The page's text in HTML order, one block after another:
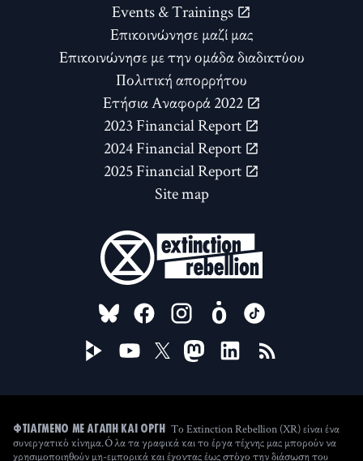
Events & Trainings
Επικοινώνησε μαζί μας
Επικοινώνησε με την ομάδα διαδικτύου
Πολιτική απορρήτου
Ετήσια Αναφορά 2022
2023 Financial Report
2024 Financial Report
2025 Financial Report
Site map
FOLLOW US ON
ΦΤΙΑΓΜΈΝΟ ΜΕ ΑΓΆΠΗ ΚΑΙ ΟΡΓΉ
Το Extinction Rebellion (XR) είναι ένα
συνεργατικό κίνημα. Όλα τα γραφικά και το έργα τέχνης μας μπορούν να
χρησιμοποιηθούν μη-εμπορικά και έχοντας έως στόχο την διάσωση του